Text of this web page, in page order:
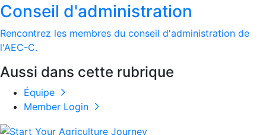
Conseil d'administration
Rencontrez les membres du conseil d'administration de
l'AEC-C.
Aussi dans cette rubrique
Équipe
Member Login